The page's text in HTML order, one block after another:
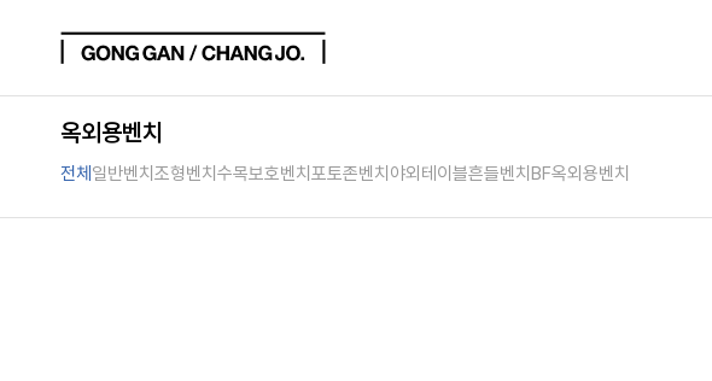
옥외용벤치
전체 일반벤치 조형벤치 수목보호벤치 포토존벤치 야외테이블흔들벤치 BF옥외용벤치